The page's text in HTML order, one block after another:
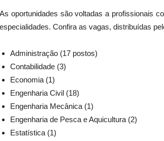
As oportunidades são voltadas a profissionais
especialidades. Confira as vagas, distribuídas
Administração (17 postos)
Contabilidade (3)
Economia (1)
Engenharia Civil (18)
Engenharia Mecânica (1)
Engenharia de Pesca e Aquicultura (2)
Estatística (1)